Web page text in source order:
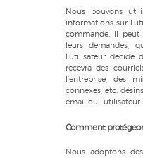
Nous pouvons
informations sur
commande. Il peut
leurs demandes,
l’utilisateur décide
recevra des
l’entreprise, des
connexes, etc.
email ou
Comment
Nous adoptons